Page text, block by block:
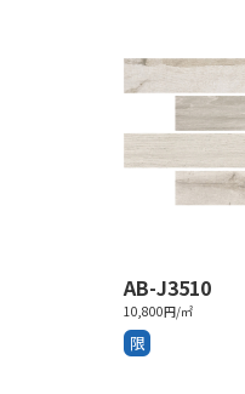
AB-J3510
10,800円/㎡
限